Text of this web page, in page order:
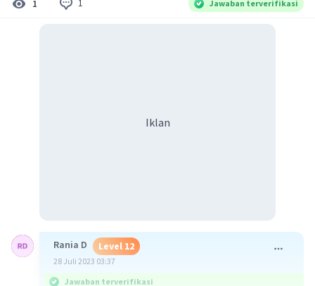
1 1 Jawaban terverifikasi
Iklan
Rania D Level 12
28 Juli 2023 03:37
Jawaban terverifikasi